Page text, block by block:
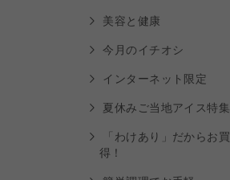
美容と健康
今月のイチオシ
インターネット限定
夏休みご当地アイス特集
「わけあり」だからお買
得！